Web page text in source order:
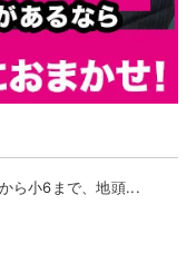
ら小6まで、地頭...